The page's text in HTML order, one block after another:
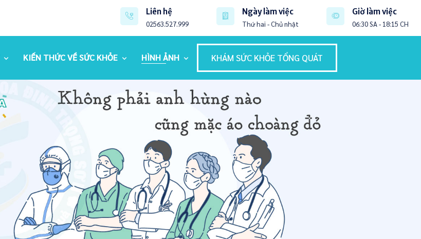
Liên hệ
02563.527.999
Ngày làm việc
Thứ hai - Chủ nhật
Giờ làm việc
06:30 SA - 18:15 CH
KIẾN THỨC VỀ SỨC KHỎE HÌNH ẢNH KHÁM SỨC KHỎE TỔNG QUÁT